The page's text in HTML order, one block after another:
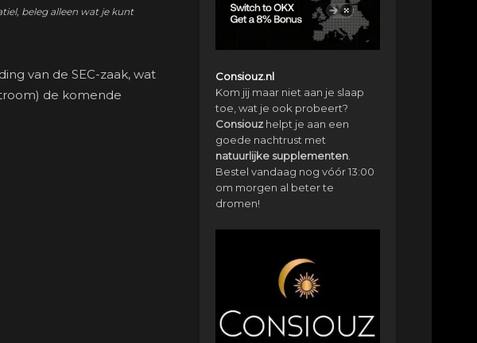
beleg alleen wat je kunt
van de SEC-zaak, wat
de komende
Consiouz.nl
Kom jij maar niet aan je slaap
toe, wat je ook probeert?
Consiouzhelpt je aan een
goede nachtrust met
natuurlijke supplementen.
Bestel vandaag nog vóór 13:00
om morgen al beter te
dromen!